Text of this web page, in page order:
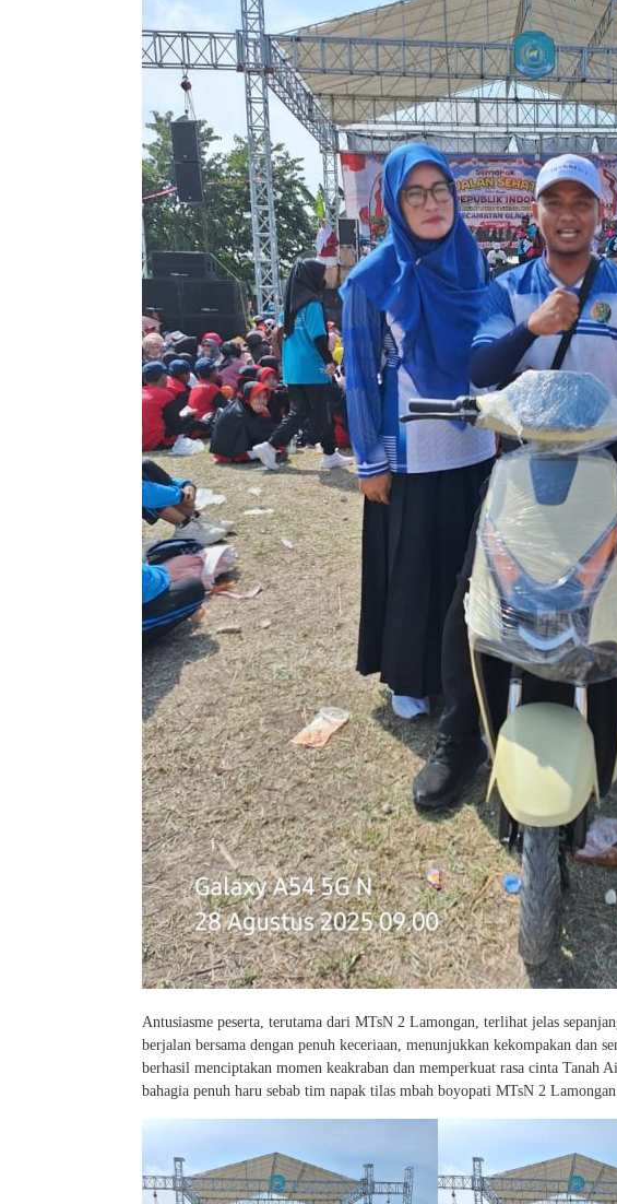
Antusiasme peserta, terutama dari MTsN 2 Lamongan, terlihat jelas
berjalan bersama dengan penuh keceriaan, menunjukkan kekompakan dan
berhasil menciptakan momen keakraban dan memperkuat rasa cinta Tanah
bahagia penuh haru sebab tim napak tilas mbah boyopati MTsN 2